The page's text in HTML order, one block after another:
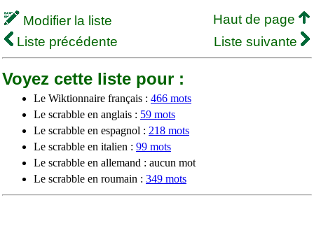
Modifier la liste
Haut de page
Liste précédente
Liste suivante
Voyez cette liste pour :
Le Wiktionnaire français : 466 mots
Le scrabble en anglais : 59 mots
Le scrabble en espagnol : 218 mots
Le scrabble en italien : 99 mots
Le scrabble en allemand : aucun mot
Le scrabble en roumain : 349 mots